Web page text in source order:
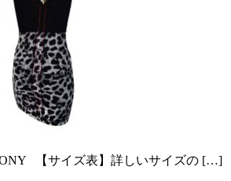
【サイズ表】詳しいサイズの […]